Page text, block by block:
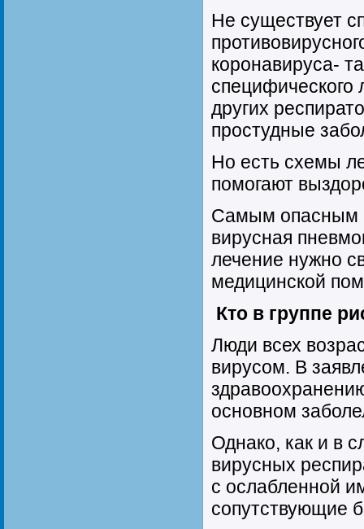
Не существует
коронавируса-
специфического
других
простудные
Но есть схемы
помогают
Самым опасным
вирусная
лечение нужно
медицинской
Кто в группе
Люди всех
вирусом. В
основном
Однако, как и в
вирусных
с ослабленной
сопутствующие